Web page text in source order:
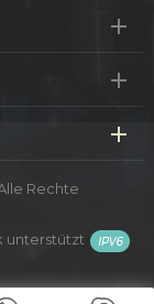
Rechte
unterstützt